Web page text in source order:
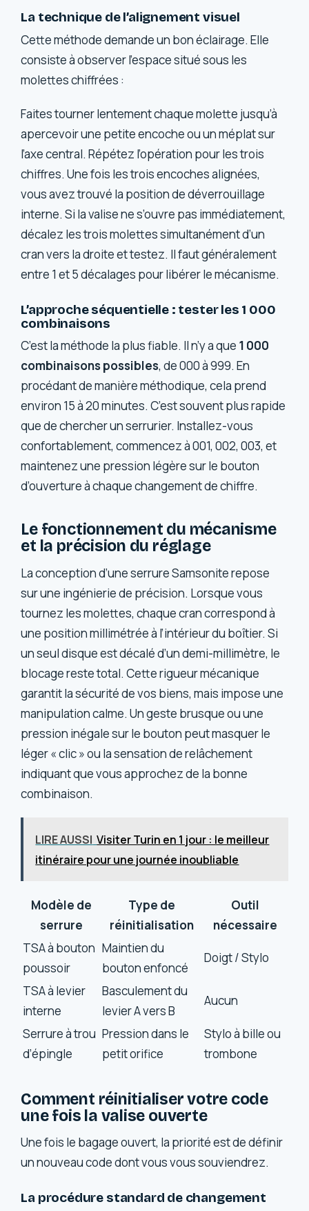
La technique de l’alignement visuel
Cette méthode demande un bon éclairage. Elle
consiste à observer l’espace situé sous les
molettes chiffrées :
Faites tourner lentement chaque molette jusqu’à
apercevoir une petite encoche ou un méplat sur
l’axe central. Répétez l’opération pour les trois
chiffres. Une fois les trois encoches alignées,
vous avez trouvé la position de déverrouillage
interne. Si la valise ne s’ouvre pas immédiatement,
décalez les trois molettes simultanément d’un
cran vers la droite et testez. Il faut généralement
entre 1 et 5 décalages pour libérer le mécanisme.
L’approche séquentielle : tester les 1 000
combinaisons
C’est la méthode la plus fiable. Il n’y a que 1 000
combinaisons possibles, de 000 à 999. En
procédant de manière méthodique, cela prend
environ 15 à 20 minutes. C’est souvent plus rapide
que de chercher un serrurier. Installez-vous
confortablement, commencez à 001, 002, 003, et
maintenez une pression légère sur le bouton
d’ouverture à chaque changement de chiffre.
Le fonctionnement du mécanisme
et la précision du réglage
La conception d’une serrure Samsonite repose
sur une ingénierie de précision. Lorsque vous
tournez les molettes, chaque cran correspond à
une position millimétrée à l’intérieur du boîtier. Si
un seul disque est décalé d’un demi-millimètre, le
blocage reste total. Cette rigueur mécanique
garantit la sécurité de vos biens, mais impose une
manipulation calme. Un geste brusque ou une
pression inégale sur le bouton peut masquer le
léger « clic » ou la sensation de relâchement
indiquant que vous approchez de la bonne
combinaison.
LIRE AUSSI Visiter Turin en 1 jour : le meilleur
itinéraire pour une journée inoubliable
Modèle de
serrure
Type de
réinitialisation
Outil
nécessaire
TSA à bouton
poussoir
Maintien du
bouton enfoncé
Doigt / Stylo
TSA à levier
interne
Basculement du
levier A vers B
Aucun
Serrure à trou
d’épingle
Pression dans le
petit orifice
Stylo à bille ou
trombone
Comment réinitialiser votre code
une fois la valise ouverte
Une fois le bagage ouvert, la priorité est de définir
un nouveau code dont vous vous souviendrez.
La procédure standard de changement